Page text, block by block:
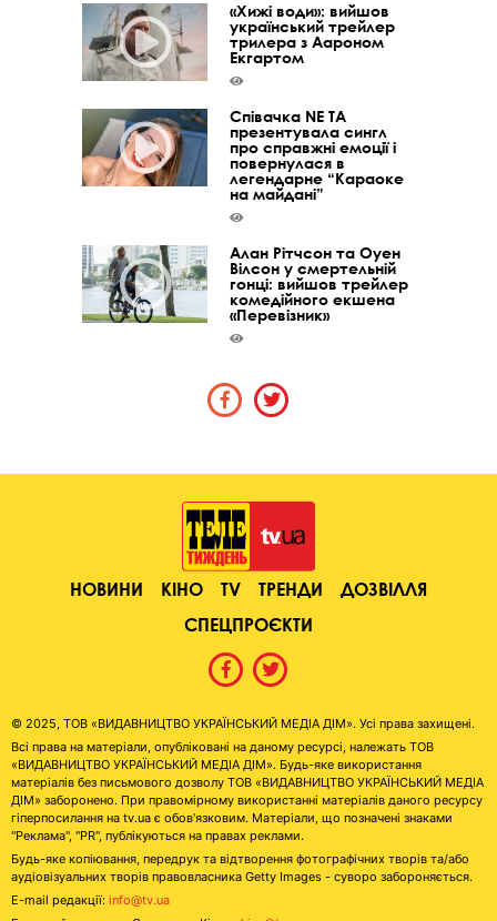
«Хижі води»: вийшов
український трейлер
трилера з Аароном
Екгартом
Співачка NE TA
презентувала сингл
про справжні емоції і
повернулася в
легендарне “Караоке
на майдані”
Алан Рітчсон та Оуен
Вілсон у смертельній
гонці: вийшов трейлер
комедійного екшена
«Перевізник»
НОВИНИ КІНО TV ТРЕНДИ
ДОЗВІЛЛЯ
СПЕЦПРОЄКТИ
© 2025, ТОВ «ВИДАВНИЦТВО УКРАЇНСЬКИЙ МЕДІА ДІМ». Усі права захищені.
Всі права на матеріали, опубліковані на даному ресурсі, належать ТОВ
«ВИДАВНИЦТВО УКРАЇНСЬКИЙ МЕДІА ДІМ». Будь-яке використання
матеріалів без письмового дозволу ТОВ «ВИДАВНИЦТВО УКРАЇНСЬКИЙ МЕДІА
ДІМ» заборонено. При правомірному використанні матеріалів даного ресурсу
гіперпосилання на tv.ua є обов'язковим. Матеріали, що позначені знаками
"Реклама", "PR", публікуються на правах реклами.
Будь-яке копіювання, передрук та відтворення фотографічних творів та/або
аудіовізуальних творів правовласника Getty Images - суворо забороняється.
E-mail редакції: info@tv.ua